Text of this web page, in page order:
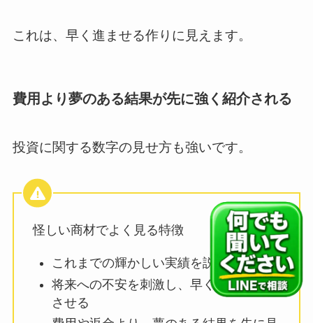
これは、早く進ませる作りに見えます。
費用より夢のある結果が先に強く紹介される
投資に関する数字の見せ方も強いです。
怪しい商材でよく見る特徴
これまでの輝かしい実績を説明される
将来への不安を刺激し、早く行動したく
させる